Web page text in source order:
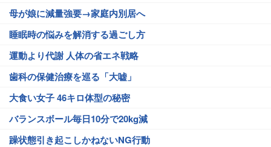
母が娘に減量強要→家庭内別居へ
睡眠時の悩みを解消する過ごし方
運動より代謝 人体の省エネ戦略
歯科の保健治療を巡る「大嘘」
大食い女子 46キロ体型の秘密
バランスボール毎日10分で20kg減
躁状態引き起こしかねないNG行動